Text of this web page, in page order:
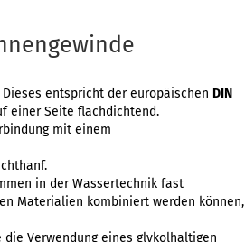
entspricht der europäischen DIN
einer Seite flachdichtend.
mit einem
in der Wassertechnik fast
Materialien kombiniert werden können,
Verwendung eines glykolhaltigen